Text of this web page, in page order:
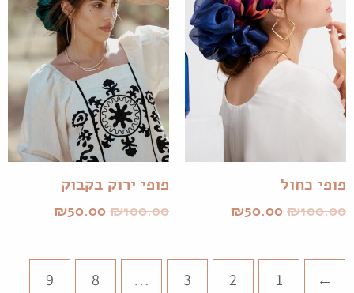
פופי כחול
₪100.00
₪50.00
פופי ירוק בקבוק
₪100.00
₪50.00
→
1
2
3
…
8
9